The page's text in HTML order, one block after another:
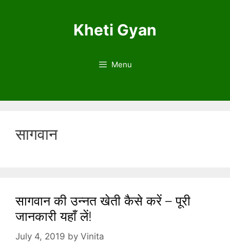
Kheti Gyan
Menu
सागवान
सागवान की उन्नत खेती कैसे करें – पूरी
जानकारी यहाँ लें!
July 4, 2019 by Vinita